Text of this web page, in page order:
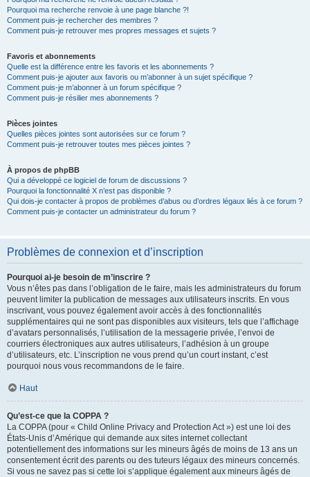
Pourquoi ma recherche renvoie à une page blanche ?!
Comment puis-je rechercher des membres ?
Comment puis-je retrouver mes propres messages et sujets ?
Favoris et abonnements
Quelle est la différence entre les favoris et les abonnements ?
Comment puis-je ajouter aux favoris ou m’abonner à un sujet spécifique ?
Comment puis-je m’abonner à un forum spécifique ?
Comment puis-je résilier mes abonnements ?
Pièces jointes
Quelles pièces jointes sont autorisées sur ce forum ?
Comment puis-je retrouver toutes mes pièces jointes ?
À propos de phpBB
Qui a développé ce logiciel de forum de discussions ?
Pourquoi la fonctionnalité X n’est pas disponible ?
Qui dois-je contacter à propos de problèmes d’abus ou d’ordres légaux liés à ce forum ?
Comment puis-je contacter un administrateur du forum ?
Problèmes de connexion et d’inscription
Pourquoi ai-je besoin de m’inscrire ?
Vous n’êtes pas dans l’obligation de le faire, mais les administrateurs du forum
peuvent limiter la publication de messages aux utilisateurs inscrits. En vous
inscrivant, vous pouvez également avoir accès à des fonctionnalités
supplémentaires qui ne sont pas disponibles aux visiteurs, tels que l’affichage
d’avatars personnalisés, l’utilisation de la messagerie privée, l’envoi de
courriers électroniques aux autres utilisateurs, l’adhésion à un groupe
d’utilisateurs, etc. L’inscription ne vous prend qu’un court instant, c’est
pourquoi nous vous recommandons de le faire.
Haut
Qu’est-ce que la COPPA ?
La COPPA (pour « Child Online Privacy and Protection Act ») est une loi des
États-Unis d’Amérique qui demande aux sites internet collectant
potentiellement des informations sur les mineurs âgés de moins de 13 ans un
consentement écrit des parents ou des tuteurs légaux des mineurs concernés.
Si vous ne savez pas si cette loi s’applique également aux mineurs âgés de